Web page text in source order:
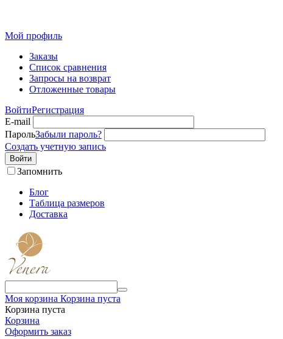
Мой профиль
Заказы
Список сравнения
Запросы на возврат
Отложенные товары
ВойтиРегистрация
E-mail
ПарольЗабыли пароль?
Создать учетную запись
Войти
Запомнить
Блог
Таблица размеров
Доставка
Моя корзина Корзина пуста
Корзина пуста
Корзина
Оформить заказ